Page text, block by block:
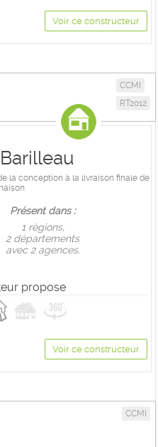
Voir ce constructeur
CCMI
RT2012
la conception à la livraison finale de
Présent dans :
1 règions,
2 départements
avec 2 agences.
propose
Voir ce constructeur
CCMI